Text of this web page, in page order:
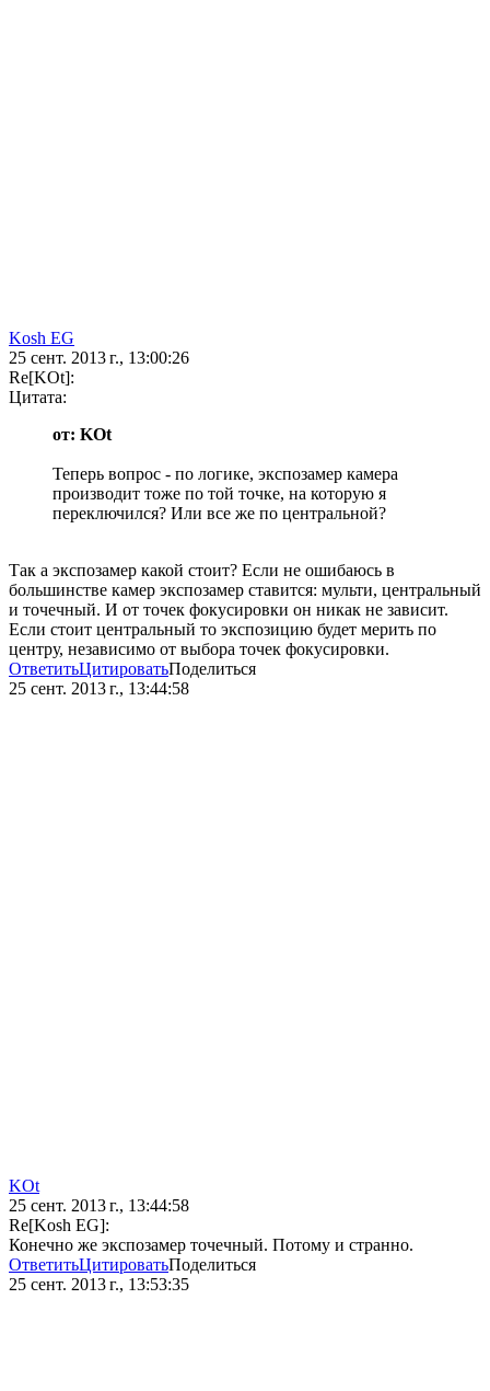
Kosh EG
25 сент. 2013 г., 13:00:26
Re[KOt]:
Цитата:
от: KOt
Теперь вопрос - по логике, экспозамер камера
производит тоже по той точке, на которую я
переключился? Или все же по центральной?
Так а экспозамер какой стоит? Если не ошибаюсь в
большинстве камер экспозамер ставится: мульти, центральный
и точечный. И от точек фокусировки он никак не зависит.
Если стоит центральный то экспозицию будет мерить по
центру, независимо от выбора точек фокусировки.
ОтветитьЦитироватьПоделиться
25 сент. 2013 г., 13:44:58
KOt
25 сент. 2013 г., 13:44:58
Re[Kosh EG]:
Конечно же экспозамер точечный. Потому и странно.
ОтветитьЦитироватьПоделиться
25 сент. 2013 г., 13:53:35